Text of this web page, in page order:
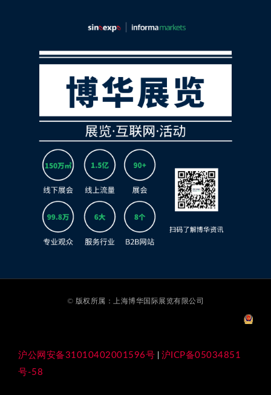
© 版权所属：上海博华国际展览有限公司
沪公网安备31010402001596号
沪ICP备05034851
号-58